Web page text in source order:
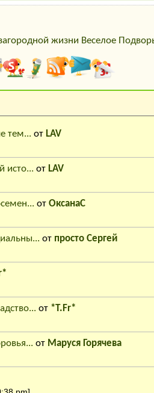
тем... от LAV
исто... от LAV
от ОксанаC
от просто Сергей
от *Т.Fr*
от Маруся Горячева